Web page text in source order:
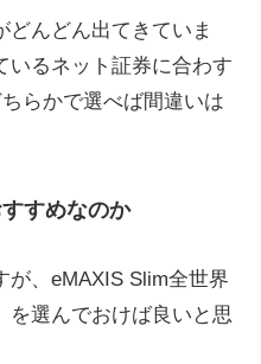
どんどん出てきていま
いるネット証券に合わす
らかで選べば間違いは
すめなのか
が、eMAXIS Slim全世界
を選んでおけば良いと思